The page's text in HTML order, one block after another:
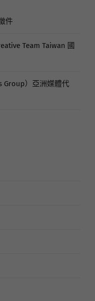
件
Team Taiwan 國
Group）亞洲媒體代